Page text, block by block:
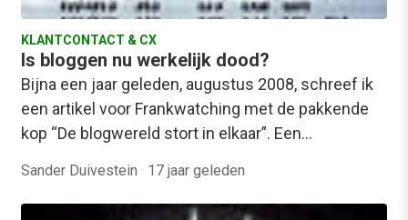
KLANTCONTACT & CX
Is bloggen nu werkelijk dood?
Bijna een jaar geleden, augustus 2008, schreef ik
een artikel voor Frankwatching met de pakkende
kop “De blogwereld stort in elkaar”. Een…
Sander Duivestein · 17 jaar geleden